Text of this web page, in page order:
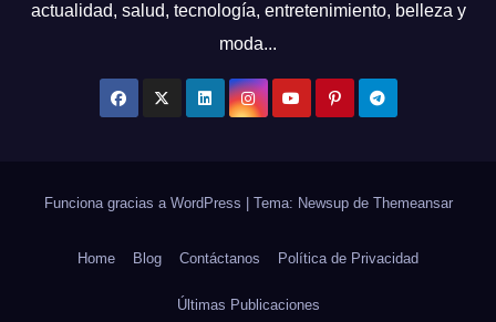
actualidad, salud, tecnología, entretenimiento, belleza y
moda...
Funciona gracias a WordPress Tema: Newsup de Themeansar
Home Blog Contáctanos Política de Privacidad
Últimas Publicaciones